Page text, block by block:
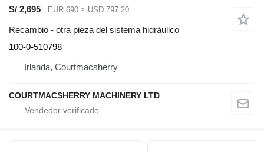
S/ 2,695 EUR 690 ≈ USD 797.20
Recambio - otra pieza del sistema hidráulico
100-0-510798
Irlanda, Courtmacsherry
COURTMACSHERRY MACHINERY LTD